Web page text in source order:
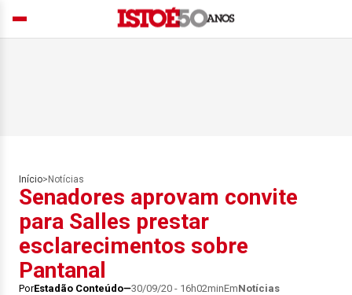
Início> Notícias
Senadores aprovam convite
para Salles prestar
esclarecimentos sobre
Pantanal
PorEstadão Conteúdo 30/09/20 - 16h02minEmNotícias